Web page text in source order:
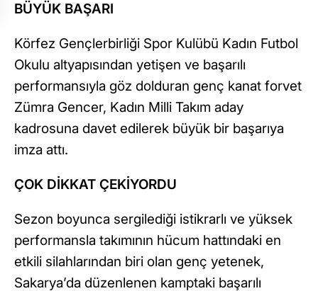
BÜYÜK BAŞARI
Körfez Gençlerbirliği Spor Kulübü Kadın Futbol
Okulu altyapısından yetişen ve başarılı
performansıyla göz dolduran genç kanat forvet
Zümra Gencer, Kadın Milli Takım aday
kadrosuna davet edilerek büyük bir başarıya
imza attı.
ÇOK DİKKAT ÇEKİYORDU
Sezon boyunca sergilediği istikrarlı ve yüksek
performansla takımının hücum hattındaki en
etkili silahlarından biri olan genç yetenek,
Sakarya’da düzenlenen kamptaki başarılı